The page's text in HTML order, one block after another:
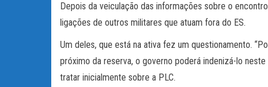
Depois da veiculação das informações sobre o
ligações de outros militares que atuam fora do ES.
Um deles, que está na ativa fez um questionamento.
próximo da reserva, o governo poderá indenizá-lo
tratar inicialmente sobre a PLC.